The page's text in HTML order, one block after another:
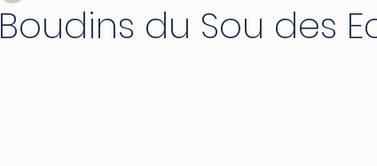
Boudins du Sou des